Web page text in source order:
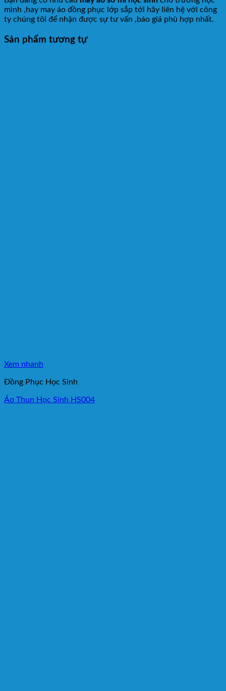
mình ,hay may áo đồng phục lớp sắp tới hãy liên hệ với công
ty chúng tôi để nhận được sự tư vấn ,báo giá phù hợp nhất.
Sản phẩm tương tự
Xem nhanh
Đồng Phục Học Sinh
Áo Thun Học Sinh HS004